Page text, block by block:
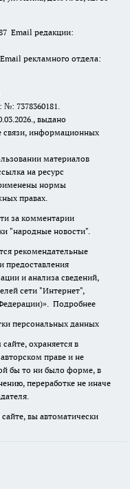
Email редакции:
рекламного отдела:
7378360181.
выдано
связи, информационных
материалов
на ресурс
нормы
правах.
за комментарии
"народные новости".
рекомендательные
предоставления
и анализа сведений,
сети "Интернет",
Подробнее
персональных данных
охраняется в
праве и не
бы то ни было форме, в
переработке не иначе
вы автоматически